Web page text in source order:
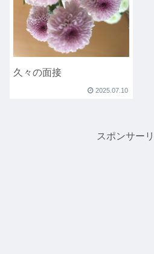
久々の面接
2025.07.10
スポンサー